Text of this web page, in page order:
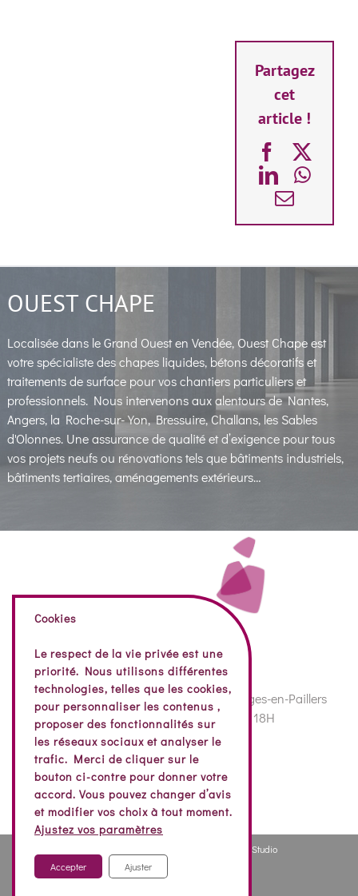
Partagez
cet
article !
Facebook
LinkedIn
Email
OUEST CHAPE
Localisée dans le Grand Ouest en Vendée, Ouest Chape est
votre spécialiste des chapes liquides, bétons décoratifs et
traitements de surface pour vos chantiers particuliers et
professionnels. Nous intervenons aux alentours de Nantes,
Angers, la Roche-sur-Yon, Bressuire, Challans, les Sables
d'Olonnes. Une assurance de qualité et d’exigence pour tous
vos projets neufs ou rénovations tels que bâtiments industriels,
bâtiments tertiaires, aménagements extérieurs…
74 Rue de la Vendée, 85130 Bazoges-en-Paillers
Nos horaires : 8H – 12H30 | 14H – 18H
02 51 07 72 81
Création iStudio
Cookies
Le respect de la vie privée est une
priorité. Nous utilisons différentes
technologies, telles que les cookies,
pour personnaliser les contenus ,
proposer des fonctionnalités sur
les réseaux sociaux et analyser le
trafic. Merci de cliquer sur le
bouton ci-contre pour donner votre
accord. Vous pouvez changer d’avis
et modifier vos choix à tout moment.
Ajustez vos paramètres
Accepter Ajuster